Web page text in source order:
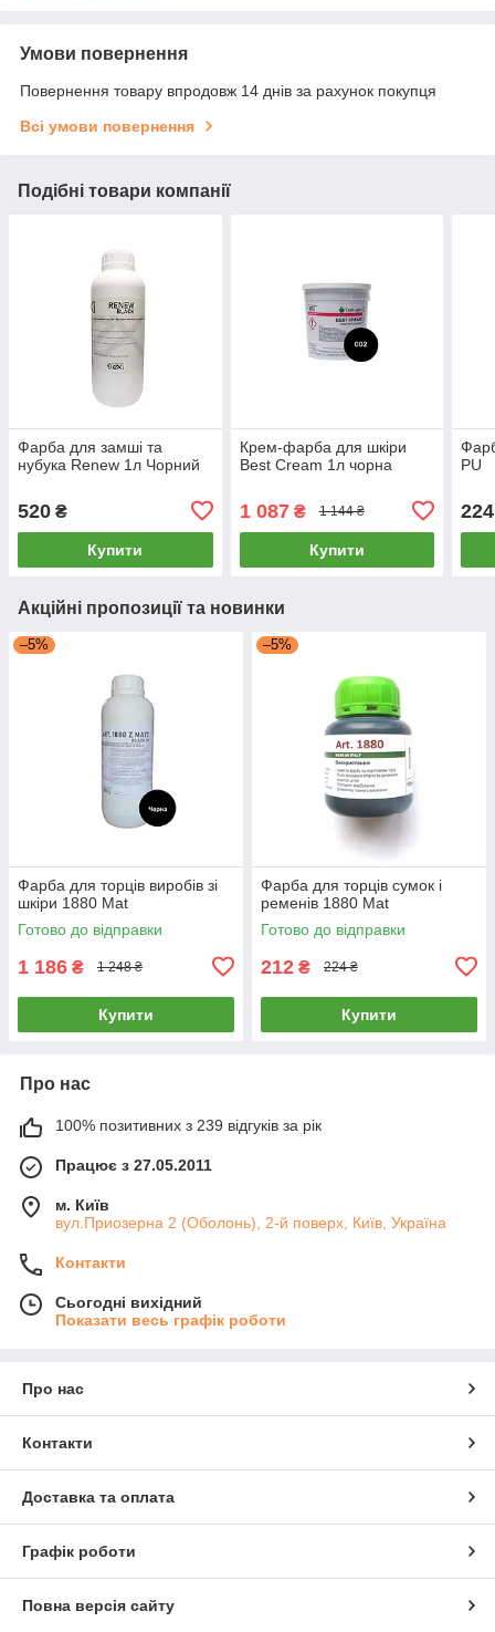
Умови повернення
Повернення товару впродовж 14 днів за рахунок покупця
Всі умови повернення
Подібні товари компанії
Фарба для замші та
нубука Renew 1л Чорний
520 ₴
Купити
Крем-фарба для шкіри
Best Cream 1л чорна
1 087₴ 1 144 ₴
Купити
PU
224
Акційні пропозиції та новинки
–5%
Фарба для торців виробів зі
шкіри 1880 Mat
Готово до відправки
1 186 ₴ 1 248 ₴
Купити
–5%
Фарба для торців сумок і
ременів 1880 Mat
Готово до відправки
212 ₴ 224 ₴
Купити
Про нас
100% позитивних з 239 відгуків за рік
Працює з 27.05.2011
м. Київ
вул.Приозерна 2 (Оболонь), 2-й поверх, Київ, Україна
Контакти
Сьогодні вихідний
Показати весь графік роботи
Про нас
Контакти
Доставка та оплата
Графік роботи
Повна версія сайту